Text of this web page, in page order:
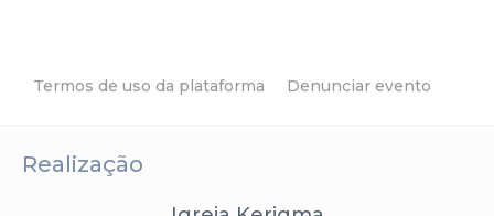
Termos de uso da plataforma Denunciar evento
Realização